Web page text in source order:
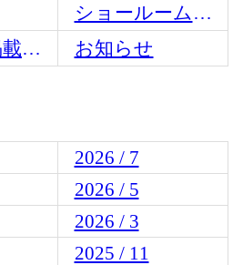
ショールームからのお知らせ
メディア掲載情報
お知らせ
2026 / 7
2026 / 5
2026 / 3
2025 / 11